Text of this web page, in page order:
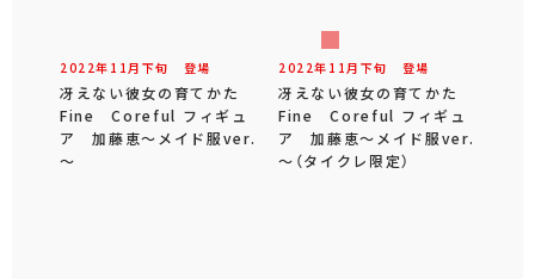
2022年 11 月 下旬 登場
冴えない彼女の育てかた
Fine Coreful フィギュ
ア 加藤恵～メイド服ver.
～
2022年 11 月 下旬 登場
冴えない彼女の育てかた
Fine Coreful フィギュ
ア 加藤恵～メイド服ver.
～（タイクレ限定）